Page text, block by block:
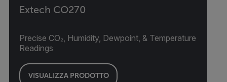
Extech CO270
Precise CO₂, Humidity, Dewpoint, & Temperature
Readings
VISUALIZZA PRODOTTO